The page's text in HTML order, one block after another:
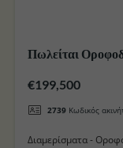
Πωλείται
€199,500
2739 Κωδικός
Διαμερίσματα -